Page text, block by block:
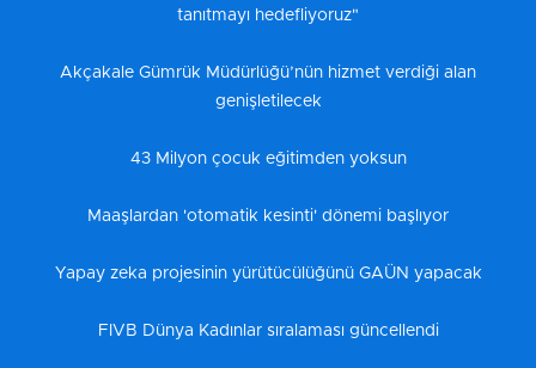
tanıtmayı hedefliyoruz"
Akçakale Gümrük Müdürlüğü’nün hizmet verdiği alan
genişletilecek
43 Milyon çocuk eğitimden yoksun
Maaşlardan 'otomatik kesinti' dönemi başlıyor
Yapay zeka projesinin yürütücülüğünü GAÜN yapacak
FIVB Dünya Kadınlar sıralaması güncellendi